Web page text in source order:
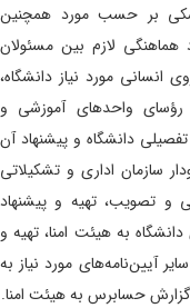
بر حسب مورد همچنین
هماهنگی لازم بین مسئولان
مورد نیاز دانشگاه،
رؤسای واحدهای آموزشی و
دانشگاه و پیشنهاد آن
سازمان اداری و تشکیلاتی
و تصویب، تهیه و پیشنهاد
به هیئت امنا، تهیه و
آیین‌نامه‌های مورد نیاز به
گزارش حسابرس به هیئت امنا.